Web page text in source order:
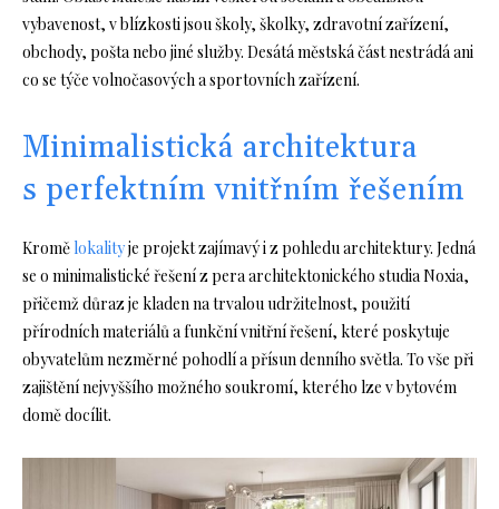
vybavenost, v blízkosti jsou školy, školky, zdravotní zařízení,
obchody, pošta nebo jiné služby. Desátá městská část nestrádá ani
co se týče volnočasových a sportovních zařízení.
Minimalistická architektura
s perfektním vnitřním řešením
Kromě lokalityje projekt zajímavý i z pohledu architektury. Jedná
se o minimalistické řešení z pera architektonického studia Noxia,
přičemž důraz je kladen na trvalou udržitelnost, použití
přírodních materiálů a funkční vnitřní řešení, které poskytuje
obyvatelům nezměrné pohodlí a přísun denního světla. To vše při
zajištění nejvyššího možného soukromí, kterého lze v bytovém
domě docílit.